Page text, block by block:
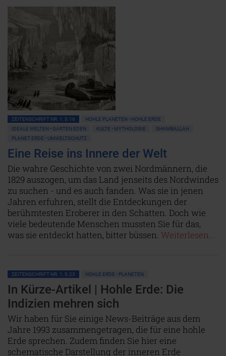
ZEITENSCHRIFT NR. 1, S.16
HOHLE PLANETEN • HOHLE ERDE
IDEALE WELTEN • GARTEN EDEN
KULTE • MYTHOLOGIE
SHAMBALLAH
PLANET ERDE • UMWELTSCHUTZ
Eine Reise ins Innere der Welt
Die wahre Geschichte von zwei Nordmännern, die
1829 auszogen, um das Land jenseits des Nordwindes
zu suchen - und es auch fanden. Was sie in jenen
Jahren erfuhren, stellt die Entdeckungen der
berühmtesten Eroberer in den Schatten. Doch wie
viele bedeutende Menschen mussten Sie für das,
was sie entdeckt hatten, bitter büssen. Weiterlesen...
ZEITENSCHRIFT NR. 1, S.23 HOHLE ERDE • PLANETEN
In Kürze-Artikel | Hohle Erde: Die
Indizien mehren sich
Wir haben für Sie einige News-Beiträge aus dem
Jahre 1993 zusammengetragen, die für eine hohle
Erde sprechen. Zudem finden Sie hier eine
schematische Darstellung der inneren Erde